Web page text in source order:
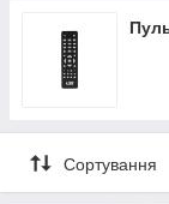
Сортування